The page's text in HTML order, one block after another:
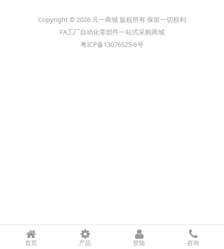
Copyright © 2026 凡一商城 版权所有 保留一切权利
FA工厂自动化零部件一站式采购商城
粤ICP备13076525-6号
首页 产品 登陆 咨询